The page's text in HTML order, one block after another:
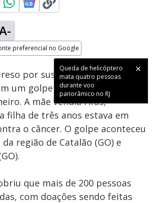
preferencial no Google
Queda de helicóptero
mata quatro pessoas
durante voo
panorâmico no RJ
por suspeita de usar a
um golpe de falsa doença para
A mãe vendia rifas,
filha de três anos estava em
o câncer. O golpe aconteceu
região de Catalão (GO) e
que mais de 200 pessoas
com doações sendo feitas